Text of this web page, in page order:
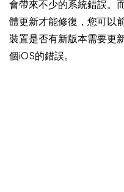
會帶來不少的系統錯誤。
體更新才能修復，您可以
裝置是否有新版本需要更
個iOS的錯誤。